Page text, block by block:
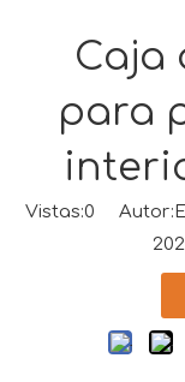
Caja
para
Vistas:0